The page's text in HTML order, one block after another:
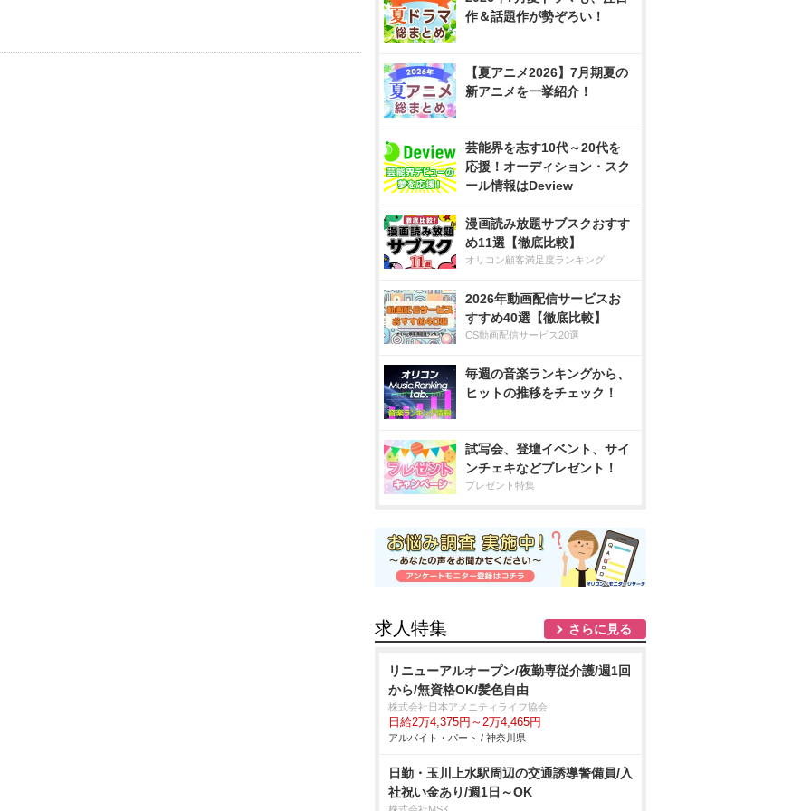
作＆話題作が勢ぞろい！
【夏アニメ2026】7月期夏の
新アニメを一挙紹介！
芸能界を志す10代～20代を
応援！オーディション・スク
ール情報はDeview
漫画読み放題サブスクおすす
め11選【徹底比較】
オリコン顧客満足度ランキング
2026年動画配信サービスお
すすめ40選【徹底比較】
CS動画配信サービス20選
毎週の音楽ランキングから、
ヒットの推移をチェック！
試写会、登壇イベント、サイ
ンチェキなどプレゼント！
プレゼント特集
求人特集 さらに見る
リニューアルオープン/夜勤専従介護/週1回
から/無資格OK/髪色自由
株式会社日本アメニティライフ協会
日給2万4,375円～2万4,465円
アルバイト・パート / 神奈川県
日勤・玉川上水駅周辺の交通誘導警備員/入
社祝い金あり/週1日～OK